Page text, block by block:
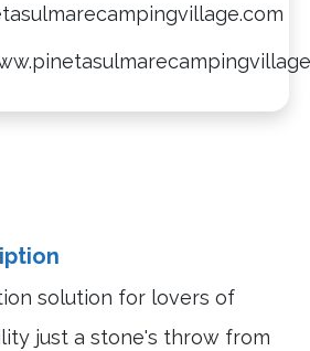
solution for lovers of
just a stone's throw from